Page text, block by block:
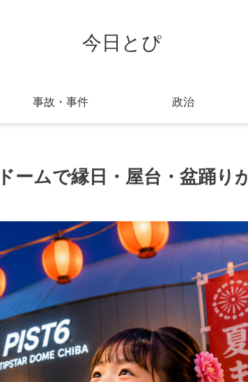
今日とぴ
事故・事件 政治
ームで縁日・屋台・盆踊り